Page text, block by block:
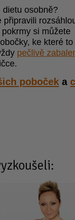
dietu osobně?
připravili
si můžete
ke které
pečlivě
poboček a